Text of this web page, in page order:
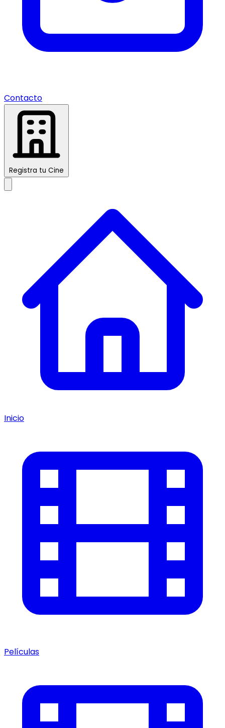
Contacto
Registra tu Cine
Inicio
Películas